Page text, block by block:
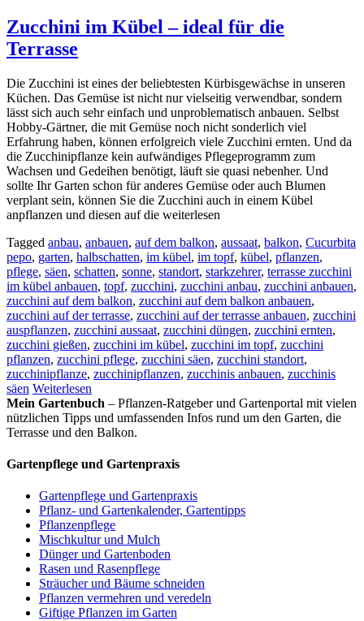
Zucchini im Kübel – ideal für die
Terrasse
Die Zucchini ist eines der beliebtesten Kürbisgewächse in unseren
Küchen. Das Gemüse ist nicht nur vielseitig verwendbar, sondern
lässt sich auch sehr einfach und unproblematisch anbauen. Selbst
Hobby-Gärtner, die mit Gemüse noch nicht sonderlich viel
Erfahrung haben, können erfolgreich viele Zucchini ernten. Und da
die Zucchinipflanze kein aufwändiges Pflegeprogramm zum
Wachsen und Gedeihen benötigt, läuft sie quasi nebenher. Und
sollte Ihr Garten schon für anderes Gemüse oder auch Blumen
verplant sein, können Sie die Zucchini auch in einem Kübel
anpflanzen und diesen auf die weiterlesen
Tagged anbau, anbauen, auf dem balkon, aussaat, balkon, Cucurbita
pepo, garten, halbschatten, im kübel, im topf, kübel, pflanzen,
pflege, säen, schatten, sonne, standort, starkzehrer, terrasse zucchini
im kübel anbauen, topf, zucchini, zucchini anbau, zucchini anbauen,
zucchini auf dem balkon, zucchini auf dem balkon anbauen,
zucchini auf der terrasse, zucchini auf der terrasse anbauen, zucchini
auspflanzen, zucchini aussaat, zucchini düngen, zucchini ernten,
zucchini gießen, zucchini im kübel, zucchini im topf, zucchini
pflanzen, zucchini pflege, zucchini säen, zucchini standort,
zucchinipflanze, zucchinipflanzen, zucchinis anbauen, zucchinis
säen Weiterlesen
Mein Gartenbuch – Pflanzen-Ratgeber und Gartenportal mit vielen
nützlichen Tipps und umfassenden Infos rund um den Garten, die
Terrasse und den Balkon.
Gartenpflege und Gartenpraxis
Gartenpflege und Gartenpraxis
Pflanz- und Gartenkalender, Gartentipps
Pflanzenpflege
Mischkultur und Mulch
Dünger und Gartenboden
Rasen und Rasenpflege
Sträucher und Bäume schneiden
Pflanzen vermehren und veredeln
Giftige Pflanzen im Garten